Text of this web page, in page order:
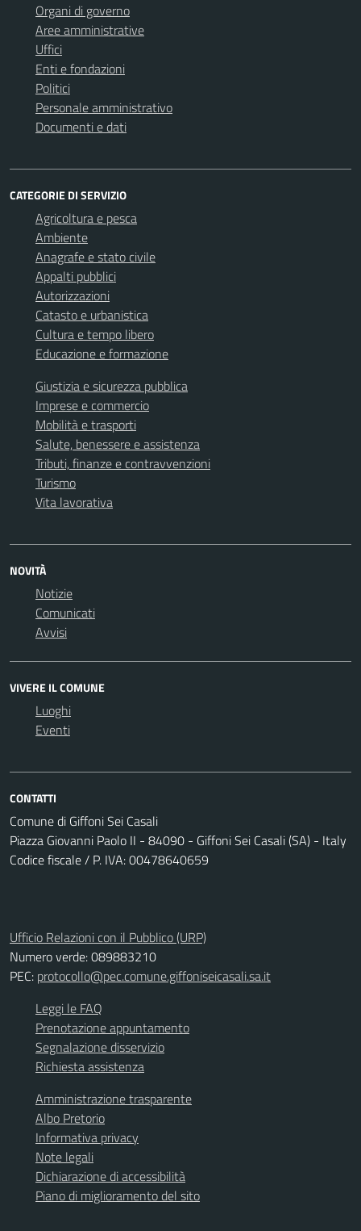
Organi di governo
Aree amministrative
Uffici
Enti e fondazioni
Politici
Personale amministrativo
Documenti e dati
CATEGORIE DI SERVIZIO
Agricoltura e pesca
Ambiente
Anagrafe e stato civile
Appalti pubblici
Autorizzazioni
Catasto e urbanistica
Cultura e tempo libero
Educazione e formazione
Giustizia e sicurezza pubblica
Imprese e commercio
Mobilità e trasporti
Salute, benessere e assistenza
Tributi, finanze e contravvenzioni
Turismo
Vita lavorativa
NOVITÀ
Notizie
Comunicati
Avvisi
VIVERE IL COMUNE
Luoghi
Eventi
CONTATTI
Comune di Giffoni Sei Casali
Piazza Giovanni Paolo II - 84090 - Giffoni Sei Casali (SA) - Italy
Codice fiscale / P. IVA: 00478640659
Ufficio Relazioni con il Pubblico (URP)
Numero verde: 089883210
PEC: protocollo@pec.comune.giffoniseicasali.sa.it
Leggi le FAQ
Prenotazione appuntamento
Segnalazione disservizio
Richiesta assistenza
Amministrazione trasparente
Albo Pretorio
Informativa privacy
Note legali
Dichiarazione di accessibilità
Piano di miglioramento del sito